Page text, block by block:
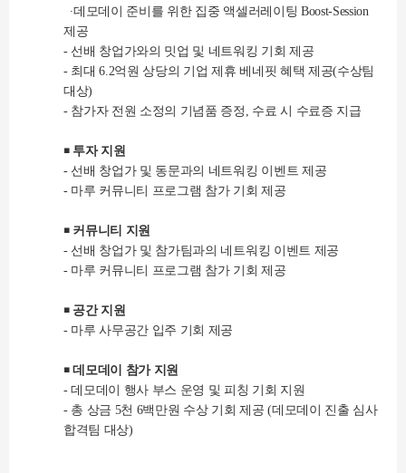
∙데모데이 준비를 위한 집중 액셀러레이팅 Boost-Session
제공
- 선배 창업가와의 밋업 및 네트워킹 기회 제공
- 최대 6.2억원 상당의 기업 제휴 베네핏 혜택 제공(수상팀
대상)
- 참가자 전원 소정의 기념품 증정, 수료 시 수료증 지급
￭ 투자 지원
- 선배 창업가 및 동문과의 네트워킹 이벤트 제공
- 마루 커뮤니티 프로그램 참가 기회 제공
￭ 커뮤니티 지원
- 선배 창업가 및 참가팀과의 네트워킹 이벤트 제공
- 마루 커뮤니티 프로그램 참가 기회 제공
￭ 공간 지원
- 마루 사무공간 입주 기회 제공
￭ 데모데이 참가 지원
- 데모데이 행사 부스 운영 및 피칭 기회 지원
- 총 상금 5천 6백만원 수상 기회 제공 (데모데이 진출 심사
합격팀 대상)